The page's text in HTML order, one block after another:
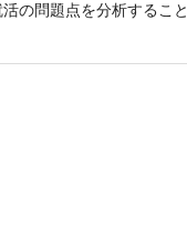
の問題点を分析すること